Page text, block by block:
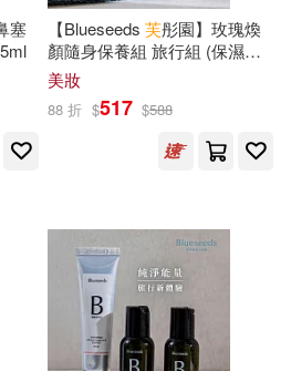
漢）劉向(21)
丁劍玲(20)
余夏霞(20)
(138)
(135)
(135)
塞
【Blueseeds 芙彤園】玫瑰煥
顏隨身保養組 旅行組 (保濕潔
顏慕斯30ml+保濕精露噴霧
30ml+玫瑰精油露5ml)
美妝
88 折 $517 $588